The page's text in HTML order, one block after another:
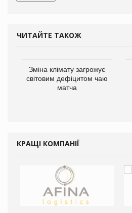
ЧИТАЙТЕ ТАКОЖ
Зміна клімату загрожує
світовим дефіцитом чаю
матча
КРАЩІ КОМПАНІЇ